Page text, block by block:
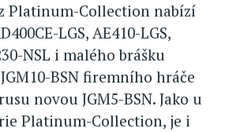
Platinum-Collection nabízí
LGS, AE410-LGS,
NSL i malého brášku
BSN firemního hráče
novou JGM5-BSN. Jako u
Platinum-Collection, je i